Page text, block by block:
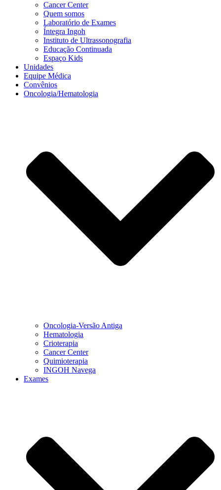
Cancer Center
Quem somos
Laboratório de Exames
Íntegra Ingoh
Instituto de Ultrassonografia
Educação Continuada
Espaço Kids
Unidades
Equipe Médica
Convênios
Oncologia/Hematologia
Oncologia-Versão Antiga
Hematologia
Crioterapia
Cancer Center
Quimioterapia
INGOH Navega
Exames